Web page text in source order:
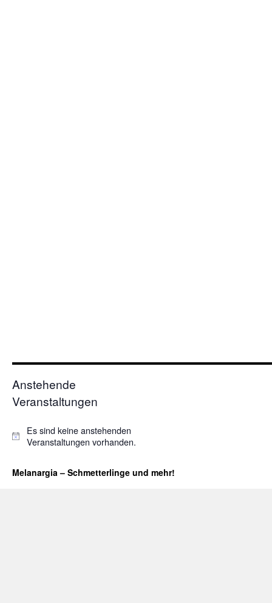
Anstehende
Veranstaltungen
Hinweis
Es sind keine anstehenden
Veranstaltungen vorhanden.
Melanargia – Schmetterlinge und mehr!